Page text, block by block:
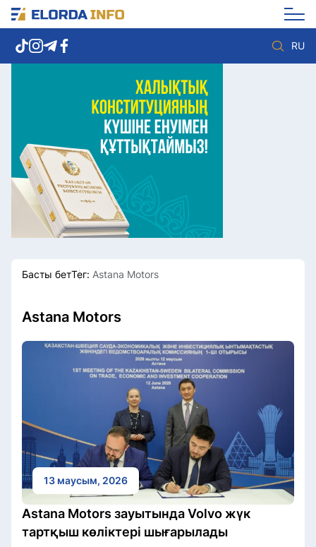
RU
Елорда жаңалықтары
Көзқарас
Саясат
Видео
Әлеумет
Экономика
Спорт
Мәдениет
Басты бетТег: Astana Motors
Astana Motors
13 маусым, 2026
Astana Motors зауытында Volvo жүк
тартқыш көліктері шығарылады